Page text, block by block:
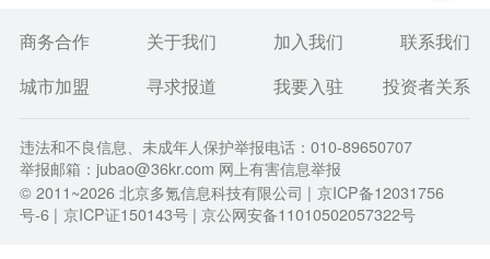
股。如关注在新能源、新材料领域有布局的建筑企
商务合作 关于我们 加入我们
联系我们
城市加盟
寻求报道 我要入驻 投资者关系
违法和不良信息、未成年人保护举报电话：010-89650707
举报邮箱：jubao@36kr.com 网上有害信息举报
© 2011~2026北京多氪信息科技有限公司 | 京ICP备12031756
号-6 | 京ICP证150143号 | 京公网安备11010502057322号